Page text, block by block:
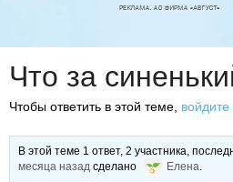
Что за
Чтобы ответить в этой теме, войдите
В этой теме 1 ответ, 2 участника,
месяца назад сделано Елена.